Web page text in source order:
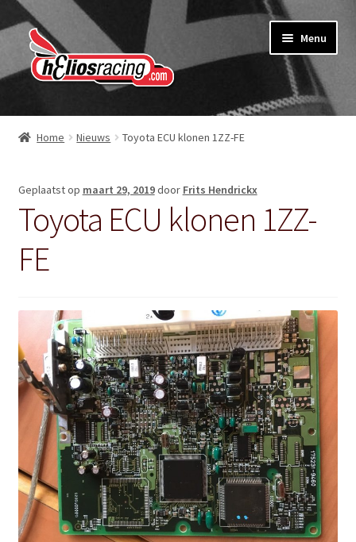
Ga
door
naar
Ga
naar
de
Menu
Webshop
Contact opnemen
Diensten
Nieuws
Home Nieuws Toyota ECU klonen 1ZZ-FE
Geplaatst op maart 29, 2019door Frits Hendrickx
Toyota ECU klonen 1ZZ-
FE